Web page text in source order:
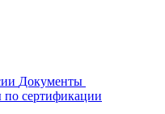
Документы
сертификации